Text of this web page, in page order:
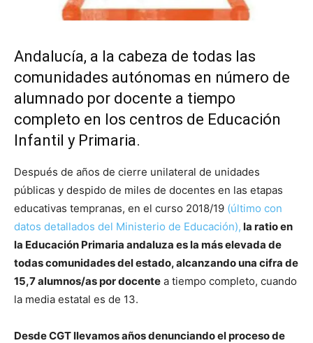
Andalucía, a la cabeza de todas las
comunidades autónomas en número de
alumnado por docente a tiempo
completo en los centros de Educación
Infantil y Primaria.
Después de años de cierre unilateral de unidades
públicas y despido de miles de docentes en las etapas
educativas tempranas, en el curso 2018/19 (último con
datos detallados del Ministerio de Educación), la ratio en
la Educación Primaria andaluza es la más elevada de
todas comunidades del estado, alcanzando una cifra de
15,7 alumnos/as por docente a tiempo completo, cuando
la media estatal es de 13.
Desde CGT llevamos años denunciando el proceso de